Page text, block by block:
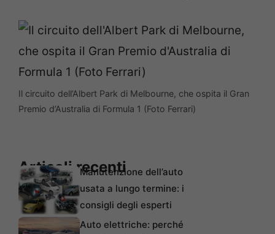
Il circuito dell’Albert Park di Melbourne, che ospita il Gran
Premio d’Australia di Formula 1 (Foto Ferrari)
Articoli recentiManutenzione dell’auto
usata a lungo termine: i
consigli degli esperti
Auto elettriche: perché